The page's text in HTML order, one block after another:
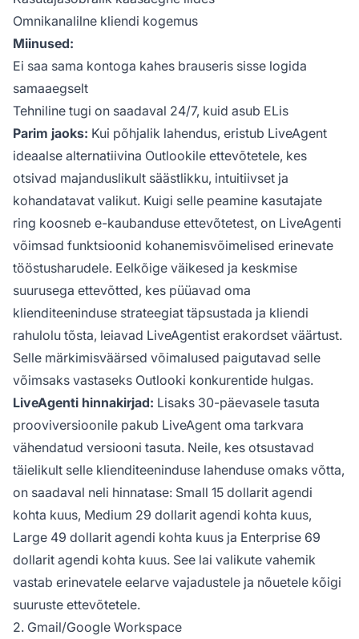
Omnikanalilne kliendi kogemus
Miinused:
Ei saa sama kontoga kahes brauseris sisse logida
samaaegselt
Tehniline tugi on saadaval 24/7, kuid asub ELis
Parim jaoks: Kui põhjalik lahendus, eristub LiveAgent
ideaalse alternatiivina Outlookile ettevõtetele, kes
otsivad majanduslikult säästlikku, intuitiivset ja
kohandatavat valikut. Kuigi selle peamine kasutajate
ring koosneb e-kaubanduse ettevõtetest, on LiveAgenti
võimsad funktsioonid kohanemisvõimelised erinevate
tööstusharudele. Eelkõige väikesed ja keskmise
suurusega ettevõtted, kes püüavad oma
klienditeeninduse strateegiat täpsustada ja kliendi
rahulolu tõsta, leiavad LiveAgentist erakordset väärtust.
Selle märkimisväärsed võimalused paigutavad selle
võimsaks vastaseks Outlooki konkurentide hulgas.
LiveAgenti hinnakirjad: Lisaks 30-päevasele tasuta
prooviversioonile pakub LiveAgent oma tarkvara
vähendatud versiooni tasuta. Neile, kes otsustavad
täielikult selle klienditeeninduse lahenduse omaks võtta,
on saadaval neli hinnatase: Small 15 dollarit agendi
kohta kuus, Medium 29 dollarit agendi kohta kuus,
Large 49 dollarit agendi kohta kuus ja Enterprise 69
dollarit agendi kohta kuus. See lai valikute vahemik
vastab erinevatele eelarve vajadustele ja nõuetele kõigi
suuruste ettevõtetele.
2. Gmail/Google Workspace